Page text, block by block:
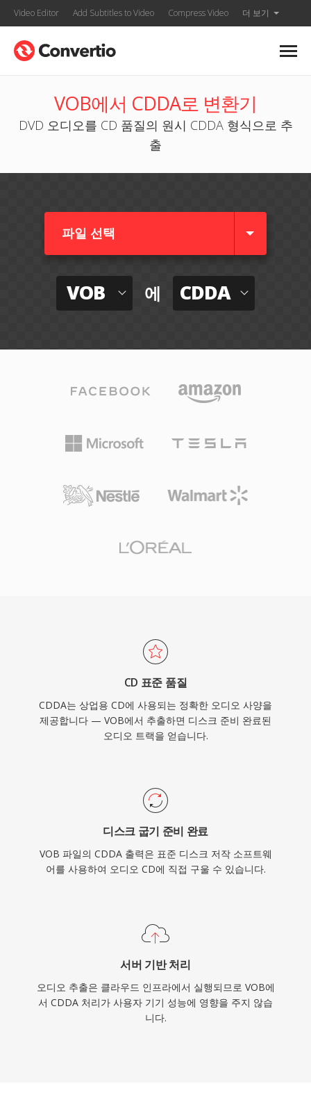
Video Editor Add Subtitles to Video Compress Video 더 보기
VOB에서 CDDA로 변환기
DVD 오디오를 CD 품질의 원시 CDDA 형식으로 추
출
파일 선택
VOB 에 CDDA
CD 표준 품질
CDDA는 상업용 CD에 사용되는 정확한 오디오 사양을
제공합니다 — VOB에서 추출하면 디스크 준비 완료된
오디오 트랙을 얻습니다.
디스크 굽기 준비 완료
VOB 파일의 CDDA 출력은 표준 디스크 저작 소프트웨
어를 사용하여 오디오 CD에 직접 구울 수 있습니다.
서버 기반 처리
오디오 추출은 클라우드 인프라에서 실행되므로 VOB에
서 CDDA 처리가 사용자 기기 성능에 영향을 주지 않습
니다.